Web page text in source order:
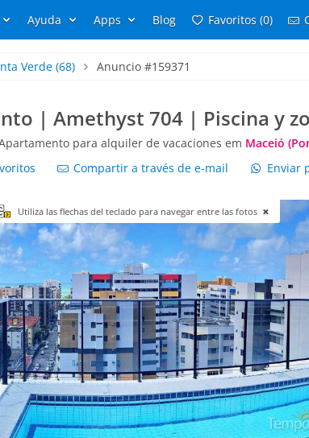
Ayuda Apps Blog Favoritos (0)
Verde(68) Anuncio #159371
| Amethyst 704 | Piscina y
para alquiler de vacaciones em Maceió
Compartir a través de e-mail Enviar
Utiliza las flechas del teclado para navegar entre las fotos